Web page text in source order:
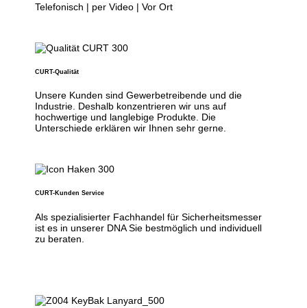
Telefonisch | per Video | Vor Ort
CURT-Qualität
Unsere Kunden sind Gewerbetreibende und die
Industrie. Deshalb konzentrieren wir uns auf
hochwertige und langlebige Produkte. Die
Unterschiede erklären wir Ihnen sehr gerne.
CURT-Kunden Service
Als spezialisierter Fachhandel für Sicherheitsmesser
ist es in unserer DNA Sie bestmöglich und individuell
zu beraten.